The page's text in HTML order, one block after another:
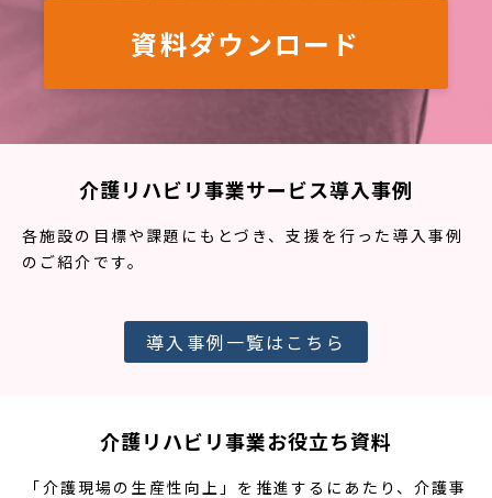
資料ダウンロード
介護リハビリ事業サービス導入事例
各施設の目標や課題にもとづき、支援を行った導入事例
のご紹介です。
導入事例一覧はこちら
介護リハビリ事業お役立ち資料
「介護現場の生産性向上」を推進するにあたり、介護事